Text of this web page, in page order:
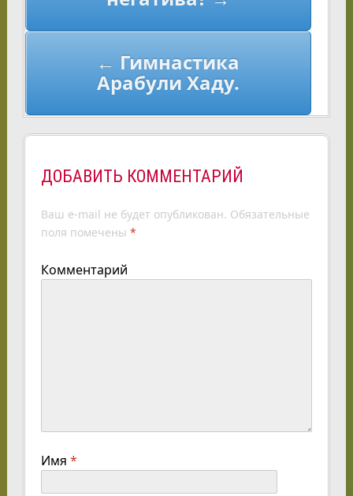
← Гимнастика
Арабули Хаду.
ДОБАВИТЬ КОММЕНТАРИЙ
Ваш e-mail не будет опубликован. Обязательные
поля помечены *
Комментарий
Имя *